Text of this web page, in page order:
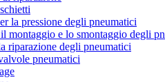
la pressione degli pneumatici
montaggio e lo smontaggio degli
riparazione degli pneumatici
pneumatici